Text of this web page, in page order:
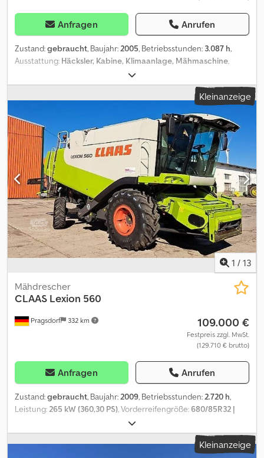
Anfragen Anrufen
Zustand:gebraucht, Baujahr:2005, Betriebsstunden: 3.087 h,
Ausstattung: Häcksler, Kabine, Klimaanlage, Mähmaschine,
LEXION 530 0010 gebr. Claas Lexion 530 Mähdrescher 0020
Standardreinigung inkl. 3D Siebkasten 0030 Spreuverteiler 0040
Special Cut Strohhäcksler 0050 elektr. Spreublecheinstellung
0060 hydr. Fahrantrieb 0070 Kabine 0080 Klimaanlage 0090
Arbeitsbeleuchtung 0100 AUTO CONTOUR
Schneidwerksregelung 0110 Verlustanzeige Codpfxsy A T Sre
Adkjrf 0120 Multi-Finger-Abscheider 0130 Triebachse
Servoschaltung hydrostatisch 19 t 0140 CAT 3126 B 0150
Kettenschmierung für Korntankentleerung, automatisch 0160
Bereifung HA. : 500/70 R24 0170 Bereifung VA. : 800/65 R32 0180
gebr. Schneidwerk C600 0190 inkl. Transportwagen
Kleinanzeige
1 / 13
Pragsdorf 332 km
Mähdrescher
CLAAS Lexion 560
109.000 €
Festpreis zzgl. MwSt.
(129.710 € brutto)
Anfragen Anrufen
Zustand:gebraucht, Baujahr:2009, Betriebsstunden:2.720 h,
Leistung:265 kW (360,30 PS), Vorderreifengröße:680/85R32 |
500/70R24 | 70%
mm, Reifengröße:500/70R24, Reifenzustand:70 %, Ausstattung:
Bordcomputer, Kabine, Mähmaschine, Bereifung (v):680/85R32,
Kleinanzeige